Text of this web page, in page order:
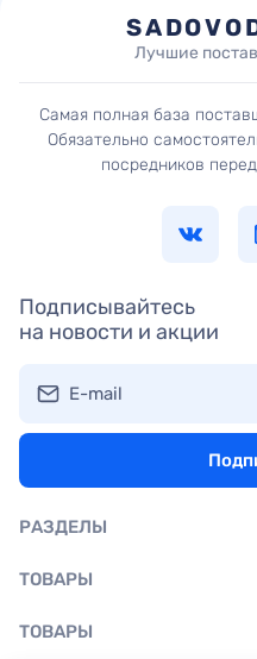
Лучшие
Самая полная база
Обязательно
посредников
Подписывайтесь
на новости и акции
E-mail
РАЗДЕЛЫ
ТОВАРЫ
ТОВАРЫ